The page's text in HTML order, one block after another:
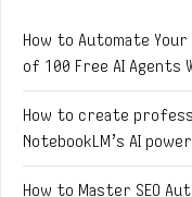
How to Automate
of 100 Free AI Agents
How to create
NotebookLM’s AI
How to Master SEO